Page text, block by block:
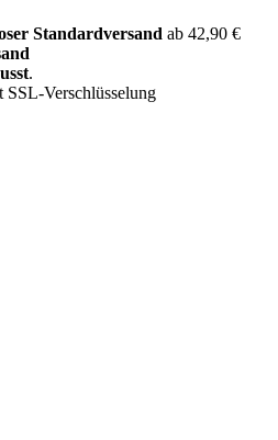
Standardversand ab 42,90 €
.
SSL-Verschlüsselung